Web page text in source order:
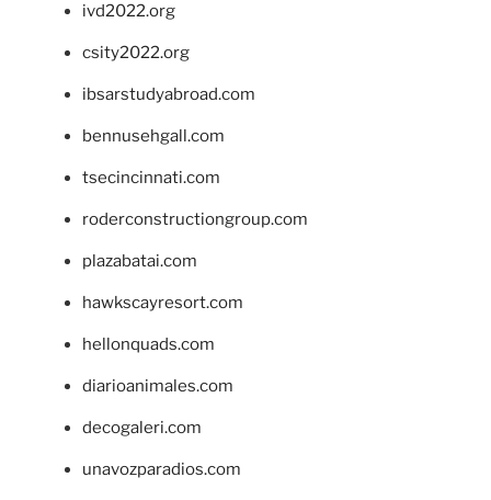
ivd2022.org
csity2022.org
ibsarstudyabroad.com
bennusehgall.com
tsecincinnati.com
roderconstructiongroup.com
plazabatai.com
hawkscayresort.com
hellonquads.com
diarioanimales.com
decogaleri.com
unavozparadios.com